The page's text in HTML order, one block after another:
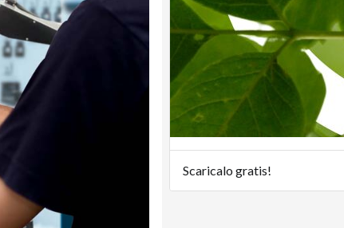
Scaricalo gratis!